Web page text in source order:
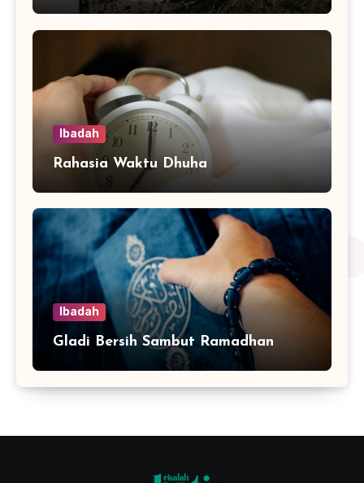
Ibadah
Rahasia Waktu Dhuha
Ibadah
Gladi Bersih Sambut Ramadhan